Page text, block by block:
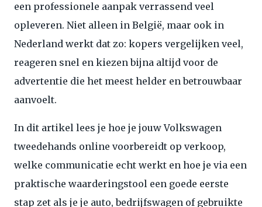
een professionele aanpak verrassend veel
opleveren. Niet alleen in België, maar ook in
Nederland werkt dat zo: kopers vergelijken veel,
reageren snel en kiezen bijna altijd voor de
advertentie die het meest helder en betrouwbaar
aanvoelt.
In dit artikel lees je hoe je jouw Volkswagen
tweedehands online voorbereidt op verkoop,
welke communicatie echt werkt en hoe je via een
praktische waarderingstool een goede eerste
stap zet als je je auto, bedrijfswagen of gebruikte